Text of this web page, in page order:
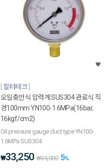
필터테크
오일충만식 압력계 SUS304 관로식 직
경100mm YN100-1.6MPa(16bar,
16kgf/cm2)
Oil pressure gauge duct type YN100-
1.6MPa SUS304
₩33,250 ₩35,000 5%